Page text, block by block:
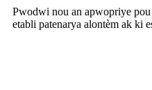
Pwodwi nou an apwopriye
etabli patenarya alontèm ak ki